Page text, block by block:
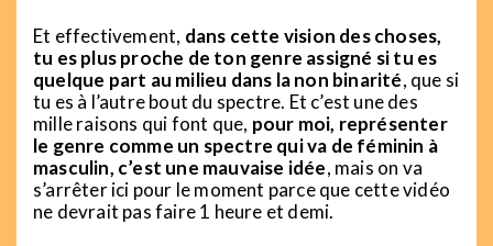
Et effectivement, dans cette vision des choses,
tu es plus proche de ton genre assigné si tu es
quelque part au milieu dans la non binarité, que si
tu es à l’autre bout du spectre. Et c’est une des
mille raisons qui font que, pour moi, représenter
le genre comme un spectre qui va de féminin à
masculin, c’est une mauvaise idée, mais on va
s’arrêter ici pour le moment parce que cette vidéo
ne devrait pas faire 1 heure et demi.